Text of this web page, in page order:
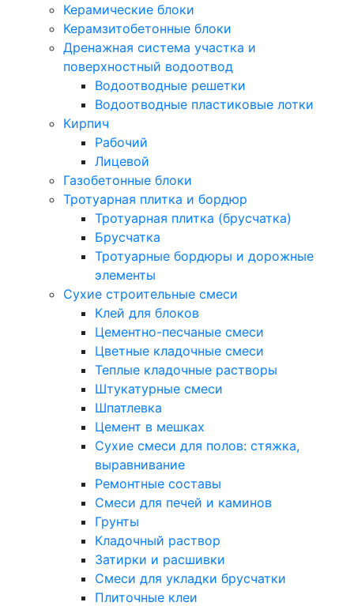
Керамические блоки
Керамзитобетонные блоки
Дренажная система участка и
поверхностный водоотвод
Водоотводные решетки
Водоотводные пластиковые лотки
Кирпич
Рабочий
Лицевой
Газобетонные блоки
Тротуарная плитка и бордюр
Тротуарная плитка (брусчатка)
Брусчатка
Тротуарные бордюры и дорожные
элементы
Сухие строительные смеси
Клей для блоков
Цементно-песчаные смеси
Цветные кладочные смеси
Теплые кладочные растворы
Штукатурные смеси
Шпатлевка
Цемент в мешках
Сухие смеси для полов: стяжка,
выравнивание
Ремонтные составы
Смеси для печей и каминов
Грунты
Кладочный раствор
Затирки и расшивки
Смеси для укладки брусчатки
Плиточные клеи